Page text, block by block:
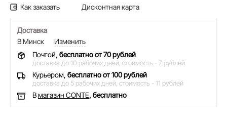
Как заказать Дисконтная карта
Доставка
В Минск
Изменить
Почтой, бесплатно от 70 рублей
доставка до 10 рабочих дней, стоимость - 7 рублей
Курьером, бесплатно от 100 рублей
доставка до 5 рабочих дней, стоимость - 11 рублей
Вмагазин CONTE, бесплатно